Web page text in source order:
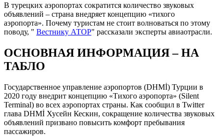
В турецких аэропортах сократится количество звуковых
объявлений – страна внедряет концепцию «тихого
аэропорта». Почему туристам не стоит волноваться по этому
поводу, " Вестнику АТОР" рассказали эксперты авиаотрасли.
ОСНОВНАЯ ИНФОРМАЦИЯ – НА
ТАБЛО
Государственное управление аэропортов (DHMİ) Турции в
2020 году внедрит концепцию «Тихого аэропорта» (Silent
Terminal) во всех аэропортах страны. Как сообщил в Twitter
глава DHMİ Хусейн Кескин, сокращение количества звуковых
объявлений призвано повысить комфорт пребывания
пассажиров.